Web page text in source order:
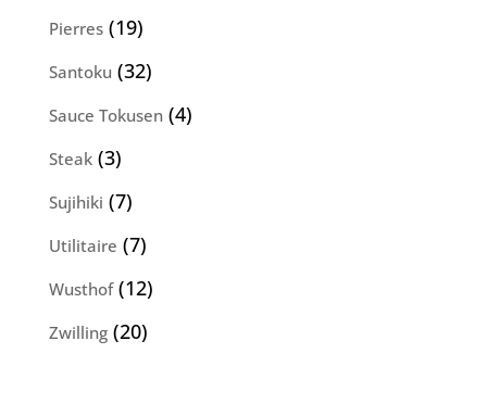
produits
Pierres 1919
produits
Santoku 3232
produits
Sauce Tokusen 44
Steak 33
produits
Sujihiki 77
produits
Utilitaire 77
produits
Wusthof 1212
Zwilling 2020